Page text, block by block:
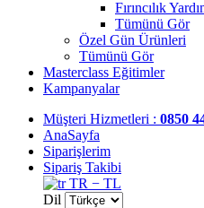
Fırıncılık
Tümünü Gör
Özel Gün Ürünleri
Tümünü Gör
Masterclass Eğitimler
Kampanyalar
Müşteri Hizmetleri : 0850
AnaSayfa
Siparişlerim
Sipariş Takibi
TR − TL
Dil